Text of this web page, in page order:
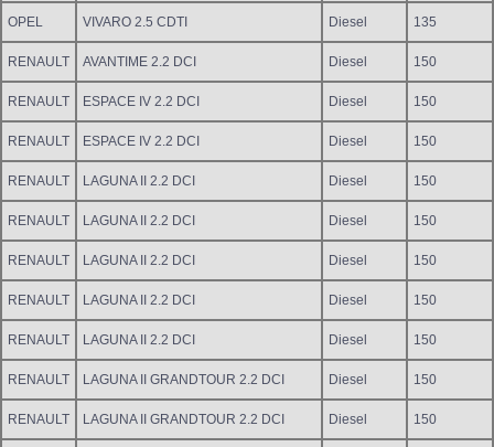
OPEL VIVARO 2.5 CDTI Diesel 135
RENAULT AVANTIME 2.2 DCI Diesel 150
RENAULT ESPACE IV 2.2 DCI Diesel 150
RENAULT ESPACE IV 2.2 DCI Diesel 150
RENAULT LAGUNA II 2.2 DCI Diesel 150
RENAULT LAGUNA II 2.2 DCI Diesel 150
RENAULT LAGUNA II 2.2 DCI Diesel 150
RENAULT LAGUNA II 2.2 DCI Diesel 150
RENAULT LAGUNA II 2.2 DCI Diesel 150
RENAULT LAGUNA II GRANDTOUR 2.2 DCI Diesel 150
RENAULT LAGUNA II GRANDTOUR 2.2 DCI Diesel 150